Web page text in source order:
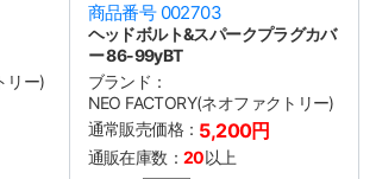
リー)
商品番号 002703
ヘッドボルト&スパークプラグカバ
ー 86-99yBT
ブランド：
NEO FACTORY(ネオファクトリー)
通常販売価格： 5,200円
通販在庫数： 20以上